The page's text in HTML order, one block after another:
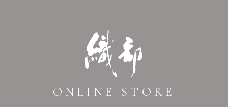
ONLINE STORE